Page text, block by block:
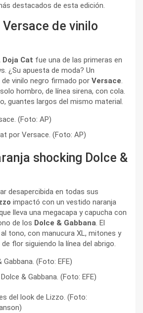
destacados de esta edición.
Versace de vinilo
Doja Cat fue una de las primeras en
¿Su apuesta de moda? Un
vinilo negro firmado por Versace.
hombro, de línea sirena, con cola.
guantes largos del mismo material.
por Versace. (Foto: AP)
shocking Dolce &
desapercibida en todas sus
impactó con un vestido naranja
lleva una megacapa y capucha con
de los Dolce & Gabbana. El
tono, con manucura XL, mitones y
flor siguiendo la línea del abrigo.
& Gabbana. (Foto: EFE)